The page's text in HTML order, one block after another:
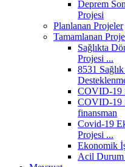
Deprem
Projesi
Planlanan Projeler
Tamamlanan
Sağlıkta
Projesi ...
8531
COVID-19
COVID-19
finansman
Covid-19
Projesi ...
Ekonomik
Acil